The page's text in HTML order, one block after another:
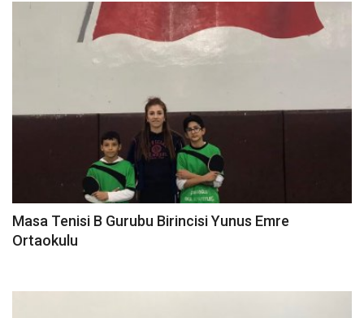
Masa Tenisi B Gurubu Birincisi Yunus Emre
Ortaokulu